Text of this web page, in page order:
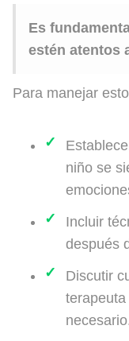
Es
estén atentos
Para manejar
niño se
Incluir
después
Discutir